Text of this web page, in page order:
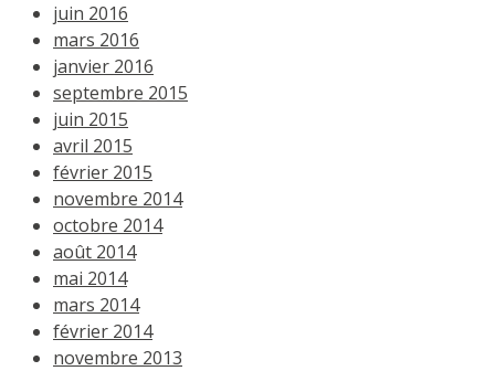
juin 2016
mars 2016
janvier 2016
septembre 2015
juin 2015
avril 2015
février 2015
novembre 2014
octobre 2014
août 2014
mai 2014
mars 2014
février 2014
novembre 2013